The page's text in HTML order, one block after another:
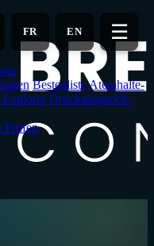
EN
FR ☰
BestenlisteAtemhalte-
Explorer Druckausgleich-
Prüfen